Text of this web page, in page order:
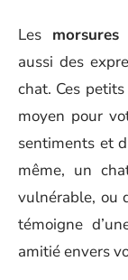
Les morsures
aussi des
chat. Ces
moyen pour
sentiments et
même, un
vulnérable, ou
témoigne
amitié envers